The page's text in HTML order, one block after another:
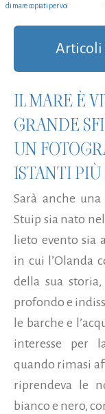
di mare copiati per voi
Articoli
IL MARE È
GRANDE
UN
ISTANTI PIÙ
Sarà anche
Stuip sia nato
lieto evento sia
in cui l’Olanda
della sua
profondo e
le barche e
interesse per
quando rimasi
riprendeva le
bianco e nero,